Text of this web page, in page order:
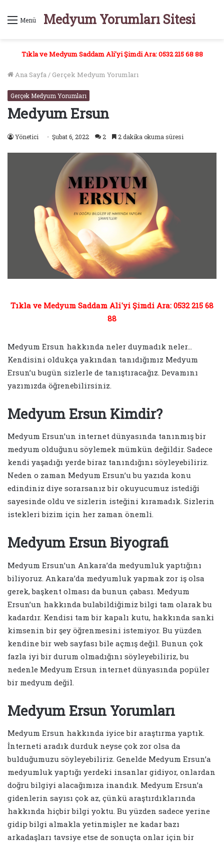
Menü Medyum Yorumları Sitesi
Tıkla ve Medyum Saddam Ali'yi Şimdi Ara: 0532 215 68 88
Ana Sayfa/ Gerçek Medyum Yorumları
Gerçek Medyum Yorumları
Medyum Ersun
Yönetici Şubat 6, 2022 2 2 dakika okuma süresi
Tıkla ve Medyum Saddam Ali'yi Şimdi Ara: 0532 215 68
88
Medyum Ersun hakkında neler duymadık neler…
Kendisini oldukça yakından tanıdığımız Medyum
Ersun’u bugün sizlerle de tanıştıracağız. Devamını
yazımızda öğrenebilirsiniz.
Medyum Ersun Kimdir?
Medyum Ersun’un internet dünyasında tanınmış bir
medyum olduğunu söylemek mümkün değildir. Sadece
kendi yaşadığı yerde biraz tanındığını söyleyebiliriz.
Neden o zaman Medyum Ersun’u bu yazıda konu
edindiniz diye sorarsanız bir okuyucumuz istediği
sayesinde oldu ve sizlerin isteğini kıramadık. Sizlerin
istekleri bizim için her zaman önemli.
Medyum Ersun Biyografi
Medyum Ersun’un Ankara’da medyumluk yaptığını
biliyoruz. Ankara’da medyumluk yapmak zor iş olsa
gerek, başkent olması da bunun çabası. Medyum
Ersun’un hakkında bulabildiğimiz bilgi tam olarak bu
kadardır. Kendisi tam bir kapalı kutu, hakkında sanki
kimsenin bir şey öğrenmesini istemiyor. Bu yüzden
kendine bir web sayfası bile açmış değil. Bunun çok
fazla iyi bir durum olmadığını söyleyebiliriz, bu
nedenle Medyum Ersun internet dünyasında popüler
bir medyum değil.
Medyum Ersun Yorumları
Medyum Ersun hakkında iyice bir araştırma yaptık.
İnterneti aradık durduk neyse çok zor olsa da
bulduğumuzu söyleyebiliriz. Genelde Medyum Ersun’a
medyumluk yaptığı yerdeki insanlar gidiyor, onlardan
doğru bilgiyi alacağımıza inandık. Medyum Ersun’a
gidenlerin sayısı çok az, çünkü araştırdıklarında
hakkında hiçbir bilgi yoktu. Bu yüzden sadece yerine
gidip bilgi almakla yetinmişler ne kadar bazı
arkadaşları tavsiye etse de sonuçta onlar için bir